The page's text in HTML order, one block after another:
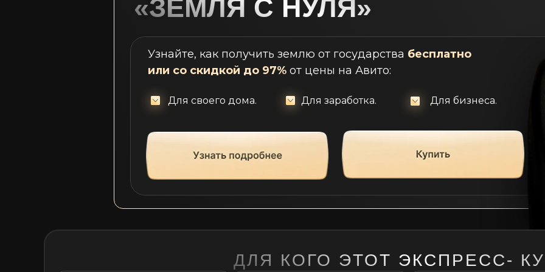
«ЗЕМЛЯ С НУЛЯ»
Для своего дома.
Узнайте, как получить землю от государства бесплатно
или со скидкой до 97% от цены на Авито:
Для заработка. Для бизнеса.
ДЛЯ КОГО ЭТОТ ЭКСПРЕСС-